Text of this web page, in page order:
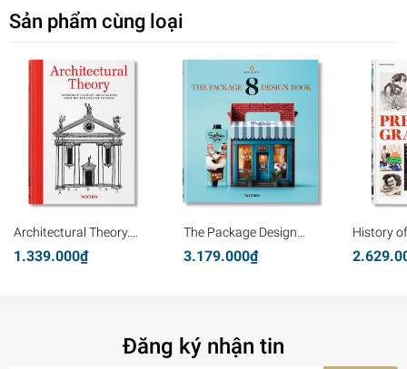
Sản phẩm cùng loại
Architectural Theory.
Pioneering Texts on
Architecture from the
1.339.000₫
The Package Design
Book 8
3.179.000₫
History
Đăng ký nhận tin